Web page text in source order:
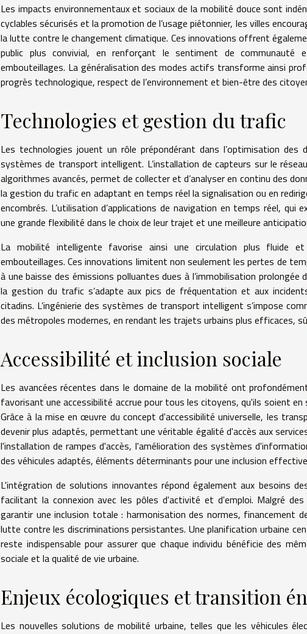
Les impacts environnementaux et sociaux de la mobilité douce sont
cyclables sécurisés et la promotion de l’usage piétonnier, les villes
la lutte contre le changement climatique. Ces innovations offrent
public plus convivial, en renforçant le sentiment de
embouteillages. La généralisation des modes actifs transforme ainsi
progrès technologique, respect de l’environnement et bien-être des
Technologies et gestion du trafic
Les technologies jouent un rôle prépondérant dans l’optimisation des
systèmes de transport intelligent. L’installation de capteurs sur le
algorithmes avancés, permet de collecter et d’analyser en continu des
la gestion du trafic en adaptant en temps réel la signalisation ou en
encombrés. L’utilisation d’applications de navigation en temps réel,
une grande flexibilité dans le choix de leur trajet et une meilleure
La mobilité intelligente favorise ainsi une circulation plus fluide
embouteillages. Ces innovations limitent non seulement les pertes de
à une baisse des émissions polluantes dues à l’immobilisation
la gestion du trafic s’adapte aux pics de fréquentation et aux
citadins. L’ingénierie des systèmes de transport intelligent s’impose
des métropoles modernes, en rendant les trajets urbains plus efficaces,
Accessibilité et inclusion sociale
Les avancées récentes dans le domaine de la mobilité ont
favorisant une accessibilité accrue pour tous les citoyens, qu'ils soient en
Grâce à la mise en œuvre du concept d'accessibilité universelle, les
devenir plus adaptés, permettant une véritable égalité d'accès aux
l'installation de rampes d'accès, l'amélioration des systèmes
des véhicules adaptés, éléments déterminants pour une inclusion
L'intégration de solutions innovantes répond également aux besoins
facilitant la connexion avec les pôles d'activité et d'emploi. Malgré
garantir une inclusion totale : harmonisation des normes, financement
lutte contre les discriminations persistantes. Une planification urbaine
reste indispensable pour assurer que chaque individu bénéficie des
sociale et la qualité de vie urbaine.
Enjeux écologiques et transition
Les nouvelles solutions de mobilité urbaine, telles que les véhicules